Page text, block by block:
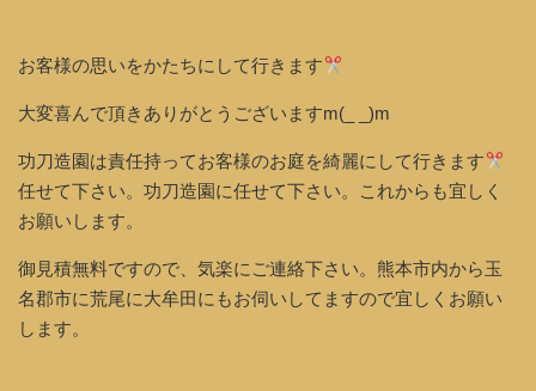
お客様の思いをかたちにして行きます
大変喜んで頂きありがとうございますm(_ _)m
功刀造園は責任持ってお客様のお庭を綺麗にして行きます
任せて下さい。功刀造園に任せて下さい。これからも宜しく
お願いします。
御見積無料ですので、気楽にご連絡下さい。熊本市内から玉
名郡市に荒尾に大牟田にもお伺いしてますので宜しくお願い
します。